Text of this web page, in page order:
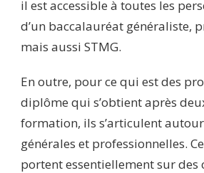
il est accessible à toutes les
d’un baccalauréat généraliste,
mais aussi STMG.
En outre, pour ce qui est des
diplôme qui s’obtient après
formation, ils s’articulent
générales et professionnelles.
portent essentiellement sur des